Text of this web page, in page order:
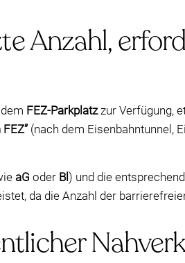
Anzahl,
FEZ-Parkplatzzur Verfügung,
(nach dem Eisenbahntunnel,
aG oder Bl ) und die
da die Anzahl der